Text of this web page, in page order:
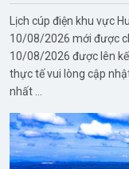
Lịch cúp điện khu vực
10/08/2026 mới được
10/08/2026 được lên
thực tế vui lòng cập
nhất ...